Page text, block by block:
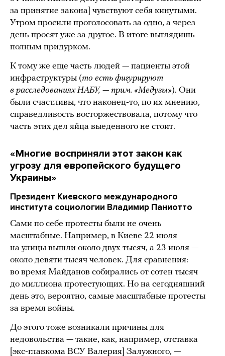
за принятие закона] чувствуют себя кинутыми.
Утром просили проголосовать за одно, а через
день просят уже за другое. В итоге выглядишь
полным придурком.
К тому же еще часть людей — пациенты этой
инфраструктуры (то есть фигурируют
в расследованиях НАБУ, — прим. «Медузы»). Они
были счастливы, что наконец-то, по их мнению,
справедливость восторжествовала, потому что
часть этих дел яйца выеденного не стоит.
«Многие восприняли этот закон как
угрозу для европейского будущего
Украины»
Президент Киевского международного
института социологии Владимир Паниотто
Сами по себе протесты были не очень
масштабные. Например, в Киеве 22 июля
на улицы вышли около двух тысяч, а 23 июля —
около девяти тысяч человек. Для сравнения:
во время Майданов собирались от сотен тысяч
до миллиона протестующих. Но на сегодняшний
день это, вероятно, самые масштабные протесты
за время войны.
До этого тоже возникали причины для
недовольства — такие, как, например, отставка
[экс-главкома ВСУ Валерия] Залужного, —